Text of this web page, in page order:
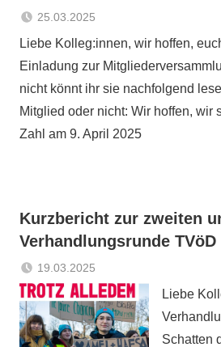
25.03.2025
Sabrina
Aktuelles
Liebe Kolleg:innen, wir hoffen,
Einladung zur
nicht könnt ihr sie nachfolgend
Mitglied oder nicht: Wir hoffen, wir
Zahl am 9. April 2025
Kurzbericht zur zweiten
Verhandlungsrunde TVöD
19.03.2025
Sabrina
Matthes
Aktuelles
Liebe
Schatten